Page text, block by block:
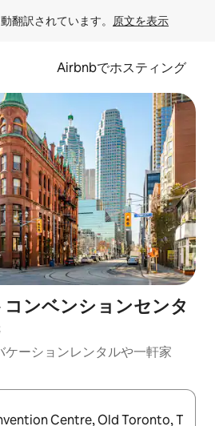
翻訳されています。 原文を表示
Airbnbでホスティング
ンベンションセンタ
ー⁠シ⁠ョ⁠ンレ⁠ン⁠タ⁠ルや一⁠軒⁠家
、上下の矢印キーを使って移動するか